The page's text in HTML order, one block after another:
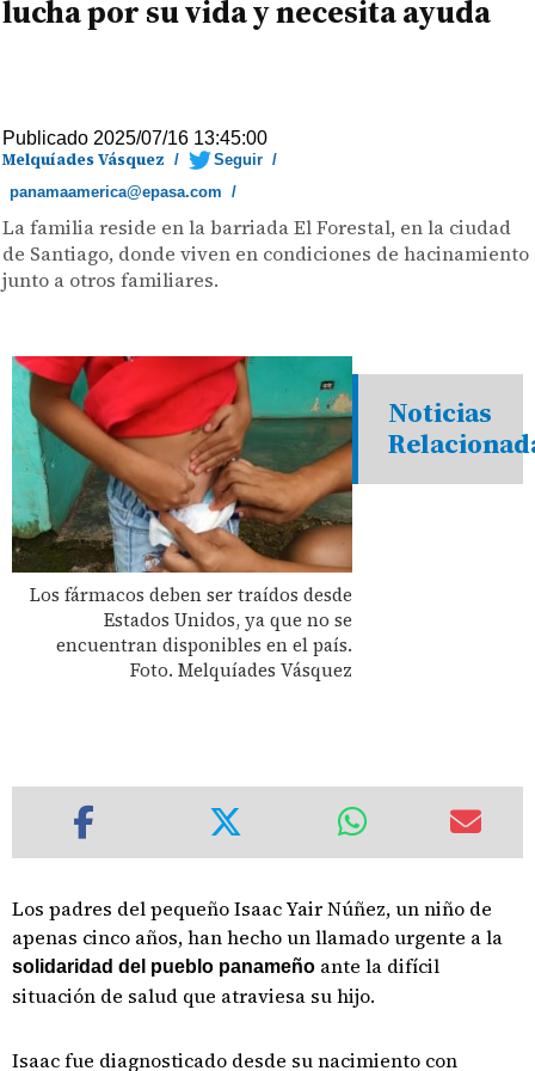
lucha por su vida y necesita ayuda
Publicado 2025/07/16 13:45:00
Melquíades Vásquez / Seguir /
panamaamerica@epasa.com /
La familia reside en la barriada El Forestal, en la ciudad
de Santiago, donde viven en condiciones de hacinamiento
junto a otros familiares.
Los fármacos deben ser traídos desde
Estados Unidos, ya que no se
encuentran disponibles en el país.
Foto. Melquíades Vásquez
Noticias
Los padres del pequeño Isaac Yair Núñez, un niño de
apenas cinco años, han hecho un llamado urgente a la
solidaridad del pueblo panameño ante la difícil
situación de salud que atraviesa su hijo.
Isaac fue diagnosticado desde su nacimiento con